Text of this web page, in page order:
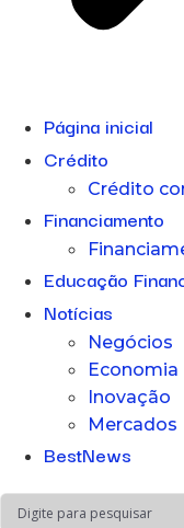
Página inicial
Crédito
Crédito
Financiamento
Educação
Notícias
Negócios
Economia
Inovação
Mercados
BestNews